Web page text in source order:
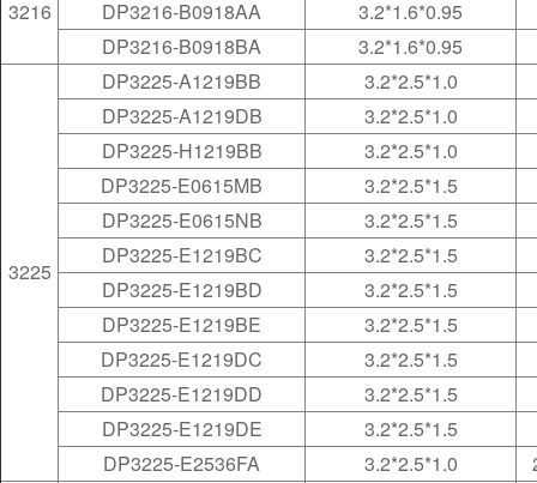
3216 DP3216-B0918AA
3.2*1.6*0.95
DP3216-B0918BA
3.2*1.6*0.95
3225
DP3225-A1219BB
3.2*2.5*1.0
DP3225-A1219DB
3.2*2.5*1.0
DP3225-H1219BB
3.2*2.5*1.0
DP3225-E0615MB
3.2*2.5*1.5
DP3225-E0615NB
3.2*2.5*1.5
DP3225-E1219BC
3.2*2.5*1.5
DP3225-E1219BD
3.2*2.5*1.5
DP3225-E1219BE
3.2*2.5*1.5
DP3225-E1219DC
3.2*2.5*1.5
DP3225-E1219DD
3.2*2.5*1.5
DP3225-E1219DE
3.2*2.5*1.5
DP3225-E2536FA
3.2*2.5*1.0